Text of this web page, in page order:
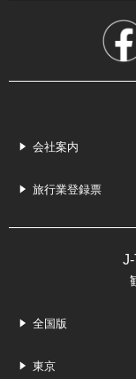
会社案内
旅行業登録票
全国版
東京